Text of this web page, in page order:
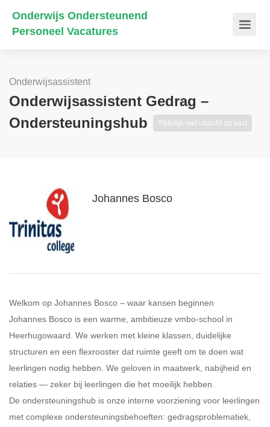
Onderwijs Ondersteunend
Personeel Vacatures
Onderwijsassistent
Onderwijsassistent Gedrag –
Ondersteuningshub
Tijdelijk met uitzicht op vast
Johannes Bosco
Welkom op Johannes Bosco – waar kansen beginnen
Johannes Bosco is een warme, ambitieuze vmbo-school in
Heerhugowaard. We werken met kleine klassen, duidelijke
structuren en een flexrooster dat ruimte geeft om te doen wat
leerlingen nodig hebben. We geloven in maatwerk, nabijheid en
relaties — zeker bij leerlingen die het moeilijk hebben.
De ondersteuningshub is onze interne voorziening voor leerlingen
met complexe ondersteuningsbehoeften: gedragsproblematiek,